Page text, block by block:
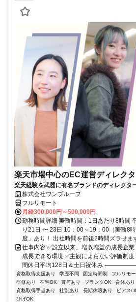
楽天市場中心のEC運営ディレク
楽天経験を武器に有名ブランドのディレク
株式会社ワンプルーフ
フルリモート
月給300,000円～500,000円
勤務時間詳細 実働時間：1日あたり8時間
り21日 〜 23日 10：00～19：00（実働8
度」あり！ 出社時間を前後2時間ズラせま
仕事内容 ✅設立以来、増収増益の成長企
成長できる環境 ✅主観によらない評価制
間休日平均128日＆土日祝休み
資格取得支援あり 学歴不問 固定時間制 フルリモー
研修あり
在宅OK 賞与あり ブランクOK 育休あり
資格取得手当あり
社割あり 長期休暇あり ピアス
ひげOK